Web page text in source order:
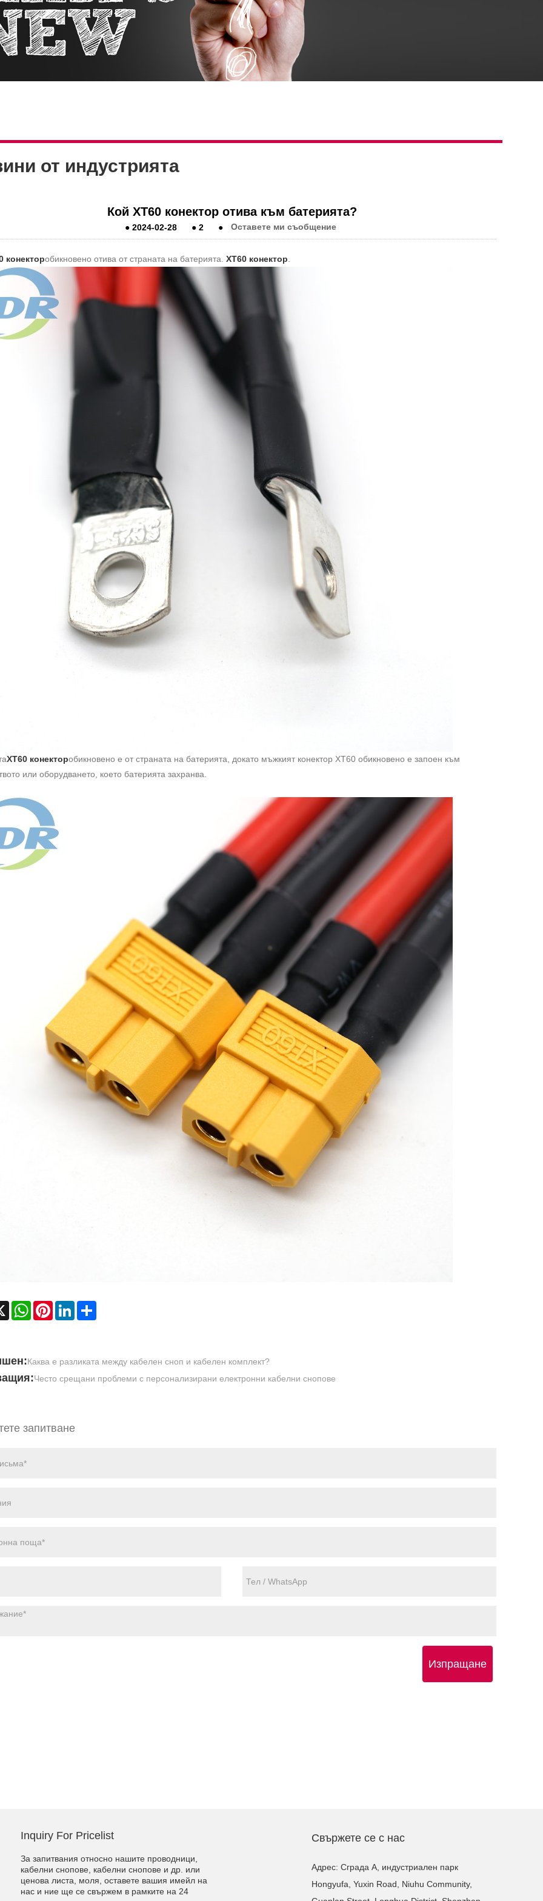
от индустрията
Кой XT60 конектор отива към батерията?
●2024-02-28 ●2 ● Оставете ми съобщение
конекторобикновено отива от страната на батерията. XT60 конектор
XT60 конекторобикновено е от страната на батерията, докато мъжкият конектор XT60 обикновено е запоен към
или оборудването, което батерията захранва.
X WhatsAppPinterestLinkedInShare
Каква е разликата между кабелен сноп и кабелен комплект?
Често срещани проблеми с персонализирани електронни кабелни снопове
запитване
Изпращане
Inquiry For Pricelist
За запитвания относно нашите проводници,
кабелни снопове, кабелни снопове и др. или
ценова листа, моля, оставете вашия имейл на
нас и ние ще се свържем в рамките на 24
Свържете се с нас
Адрес: Сграда A, индустриален парк
Hongyufa, Yuxin Road, Niuhu Community,